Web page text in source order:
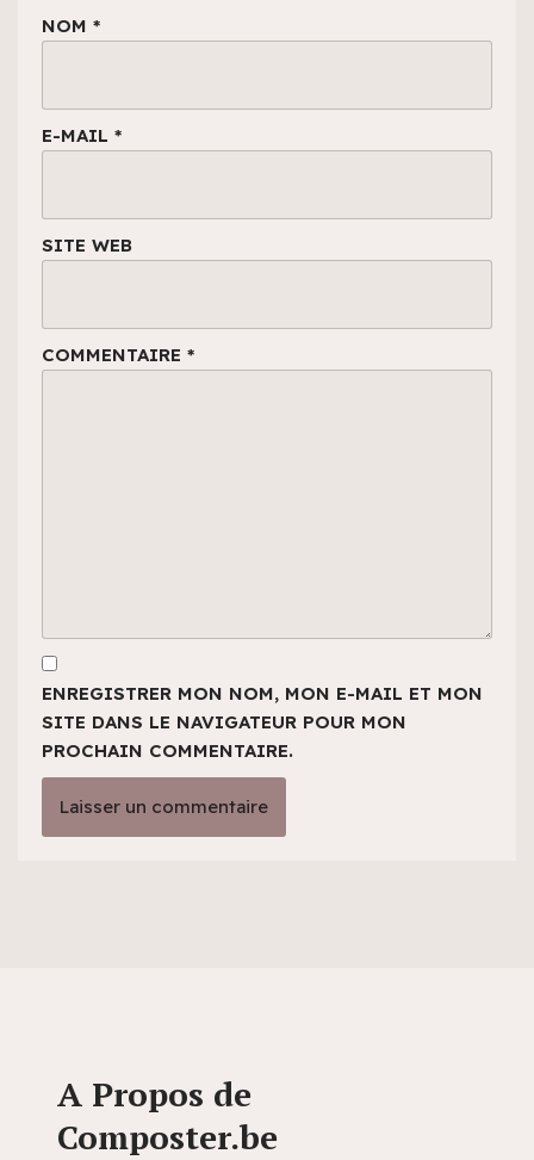
NOM *
E-MAIL *
SITE WEB
COMMENTAIRE *
ENREGISTRER MON NOM, MON E-MAIL ET MON
SITE DANS LE NAVIGATEUR POUR MON
PROCHAIN COMMENTAIRE.
A Propos de
Composter.be